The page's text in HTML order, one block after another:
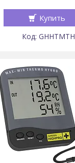
Купить
GHHTMTH